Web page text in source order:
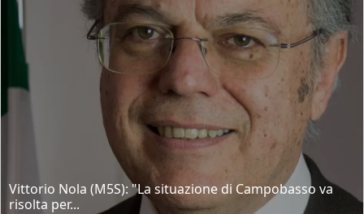
Vittorio Nola (M5S): "La situazione di Campobasso va
risolta per...